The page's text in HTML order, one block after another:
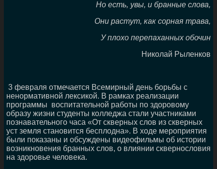
Но есть, увы, и бранные слова,
Они растут, как сорная трава,
У плохо перепаханных обочин
Николай Рыленков
3 февраля отмечается Всемирный день борьбы с
ненормативной лексикой. В рамках реализации
программы воспитательной работы по здоровому
образу жизни студенты колледжа стали участниками
познавательного часа «От скверных слов из скверных
уст земля становится бесплодна». В ходе мероприятия
были показаны и обсуждены видеофильмы об истории
возникновения бранных слов, о влиянии сквернословия
на здоровье человека.